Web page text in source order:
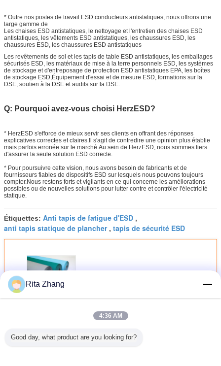
* Outre nos postes de travail ESD conducteurs antistatiques, nous offrons une
large gamme de
Les chaises ESD antistatiques, le nettoyage et l'entretien des chaises ESD
antistatiques, les vêtements ESD antistatiques, les chaussures ESD, les
chaussures ESD, les chaussures ESD antistatiques
Les revêtements de sol et les tapis de table ESD antistatiques, les emballages
sécurisés ESD, les matériaux de mise à la terre personnels ESD, les systèmes
de stockage et d'entreposage de protection ESD antistatiques EPA, les boîtes
de stockage ESD,Équipement d'essai et de mesure ESD, formations sur la
DSE, soutien à la DSE et audits sur la DSE.
Q: Pourquoi avez-vous choisi HerzESD?
* HerzESD s'efforce de mieux servir ses clients en offrant des réponses
explicatives correctes et claires.Il s'agit de contredire une opinion plus établie
mais parfois erronée sur le marché.Au sein de HerzESD, nous sommes fiers
d'assurer la seule solution ESD correcte.
* Pour poursuivre cette vision, nous avons besoin de fabricants et de
fournisseurs fiables de dispositifs ESD sur lesquels nous pouvons toujours
compter.Nous restons forts et vigilants en ce qui concerne les améliorations
possibles ou de nouvelles solutions pour lutter contre et contrôler l'électricité
statique.
Étiquettes: Anti tapis de fatigue d'ESD ,
anti tapis statique de plancher, tapis de sécurité ESD
Continuer
Tapis de caoutchouc ESD
Rita Zhang
4:36 AM
Good day, what product are you looking for?